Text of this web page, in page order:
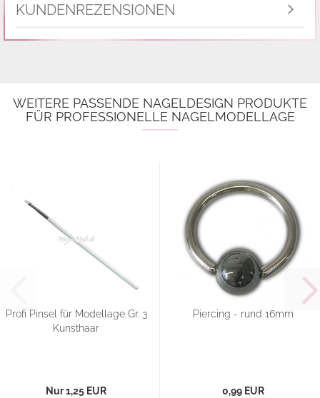
KUNDENREZENSIONEN
WEITERE PASSENDE NAGELDESIGN PRODUKTE
FÜR PROFESSIONELLE NAGELMODELLAGE
Profi Pinsel für Modellage Gr. 3
Kunsthaar
Nur 1,25 EUR
Piercing - rund 16mm
0,99 EUR